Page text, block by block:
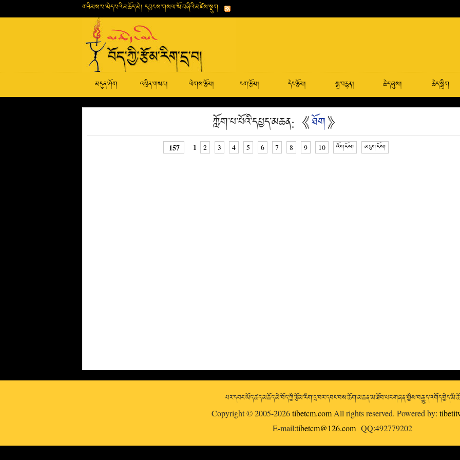
གཟིམས་པ་མེད་པའི་མཆོད་མེ། དབྱངས་གསལ་སོ་བཞིའི་མཛེས་སྡུག
མདུན་ཤོག འཕྲིན་གསར། ལེགས་རྩོམ། ངག་རྩོམ། དེང་རྩོམ། སྒྲ་བརྙན། ཆེད་ཞུས། ཆེད་སྒྲིག
ཀློག་པ་པོའི་དཔྱད་མཆན: 《ཐོག》
157 1 2 3 4 5 6 7 8 9 10 འོག་ངོས། མཇུག་ངོས།
Copyright © 2005-2026tibetcm.comAll rights reserved. Powered by:
E-mail:tibetcm@126.com QQ:492779202